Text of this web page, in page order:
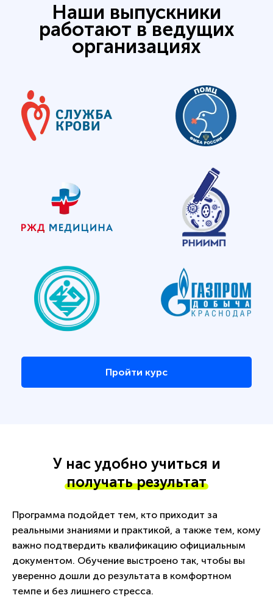
Наши выпускники
работают в ведущих
организациях
Пройти курс
У нас удобно учиться и
получать результат
Программа подойдет тем, кто приходит за
реальными знаниями и практикой, а также тем, кому
важно подтвердить квалификацию официальным
документом. Обучение выстроено так, чтобы вы
уверенно дошли до результата в комфортном
темпе и без лишнего стресса.